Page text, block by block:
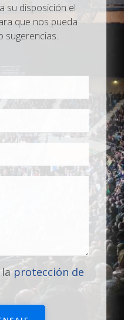
su disposición el
que nos pueda
sugerencias.
protección de